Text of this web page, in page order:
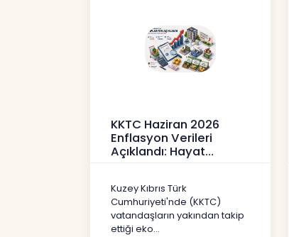
KKTC Haziran 2026
Enflasyon Verileri
Açıklandı: Hayat
Haberler
Kuzey Kıbrıs Türk
Cumhuriyeti'nde (KKTC)
vatandaşların yakından takip
ettiği eko...